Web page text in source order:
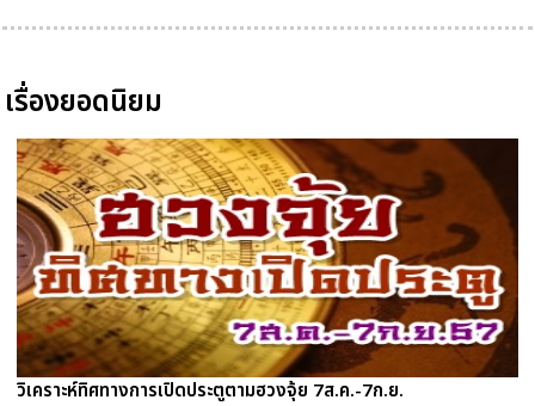
เรื่องยอดนิยม
วิเคราะห์ทิศทางการเปิดประตูตามฮวงจุ้ย 7ส.ค.-7ก.ย.